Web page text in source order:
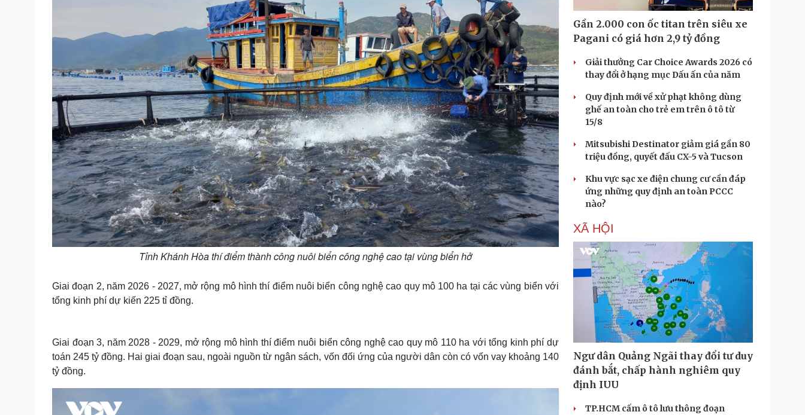
Tỉnh Khánh Hòa thí điểm thành công nuôi biển công nghệ cao tại vùng biển hở
Giai đoạn 2, năm 2026 - 2027, mở rộng mô hình thí điểm nuôi biển công nghệ cao quy mô 100 ha tại các vùng biển với
tổng kinh phí dự kiến 225 tỉ đồng.
Giai đoạn 3, năm 2028 - 2029, mở rộng mô hình thí điểm nuôi biển công nghệ cao quy mô 110 ha với tổng kinh phí dự
toán 245 tỷ đồng. Hai giai đoạn sau, ngoài nguồn từ ngân sách, vốn đối ứng của người dân còn có vốn vay khoảng 140
tỷ đồng.
Gần 2.000 con ốc titan trên siêu xe
Pagani có giá hơn 2,9 tỷ đồng
Giải thưởng Car Choice Awards 2026 có
thay đổi ở hạng mục Dấu ấn của năm
Quy định mới về xử phạt không dùng
ghế an toàn cho trẻ em trên ô tô từ
15/8
Mitsubishi Destinator giảm giá gần 80
triệu đồng, quyết đấu CX-5 và Tucson
Khu vực sạc xe điện chung cư cần đáp
ứng những quy định an toàn PCCC
nào?
XÃ HỘI
Ngư dân Quảng Ngãi thay đổi tư duy
đánh bắt, chấp hành nghiêm quy
định IUU
TP.HCM cấm ô tô lưu thông đoạn